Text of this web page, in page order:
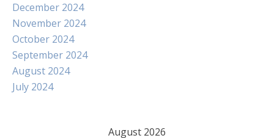
December 2024
November 2024
October 2024
September 2024
August 2024
July 2024
August 2026